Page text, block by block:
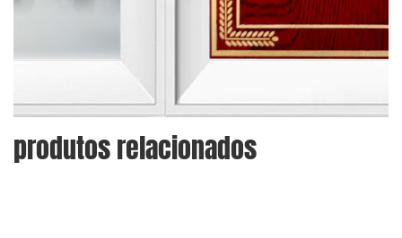
produtos relacionados